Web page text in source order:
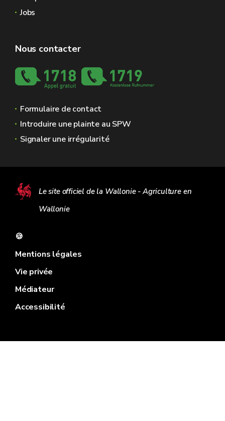
Jobs
Nous contacter
Formulaire de contact
Introduire une plainte au SPW
Signaler une irrégularité
Le site officiel de la Wallonie - Agriculture en
Wallonie
🍪
Mentions légales
Vie privée
Médiateur
Accessibilité